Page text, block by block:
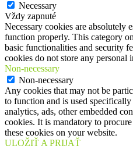
Necessary
Vždy zapnuté
Necessary cookies are absolutely
function properly. This category
basic functionalities and security
cookies do not store any personal
Non-necessary
Non-necessary
Any cookies that may not be
to function and is used
analytics, ads, other embedded
cookies. It is mandatory to
these cookies on your website.
ULOŽIŤ A PRIJAŤ